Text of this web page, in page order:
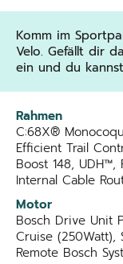
Komm im
Velo. Gefällt dir
ein und du
Rahmen
C:68X®
Efficient Trail
Boost 148,
Internal Cable
Motor
Bosch Drive Unit
Cruise (250Watt),
Remote Bosch